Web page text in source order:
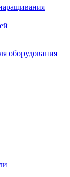
оборудования